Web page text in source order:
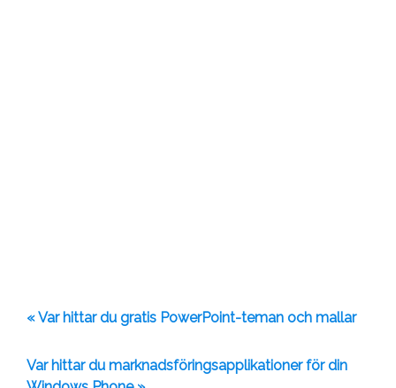
« Var hittar du gratis PowerPoint-teman och mallar
Var hittar du marknadsföringsapplikationer för din